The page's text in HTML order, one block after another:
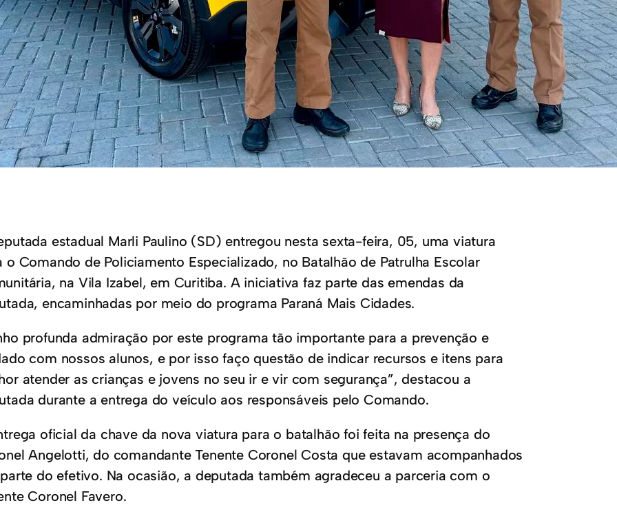
estadual Marli Paulino (SD) entregou nesta sexta-feira, 05, uma viatura
o Comando de Policiamento Especializado, no Batalhão de Patrulha Escolar
na Vila Izabel, em Curitiba. A iniciativa faz parte das emendas da
encaminhadas por meio do programa Paraná Mais Cidades.
profunda admiração por este programa tão importante para a prevenção e
com nossos alunos, e por isso faço questão de indicar recursos e itens para
atender as crianças e jovens no seu ir e vir com segurança”, destacou a
durante a entrega do veículo aos responsáveis pelo Comando.
oficial da chave da nova viatura para o batalhão foi feita na presença do
Angelotti, do comandante Tenente Coronel Costa que estavam acompanhados
do efetivo. Na ocasião, a deputada também agradeceu a parceria com o
Coronel Favero.